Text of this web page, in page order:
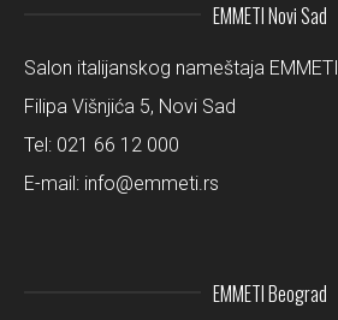
EMMETI Novi Sad
Salon italijanskog nameštaja EMMETI
Filipa Višnjića 5, Novi Sad
Tel: 021 66 12 000
E-mail: info@emmeti.rs
EMMETI Beograd